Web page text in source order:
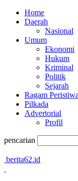
Home
Daerah
Nasional
Umum
Ekonomi
Hukum
Kriminal
Politik
Sejarah
Ragam Peristiwa
Pilkada
Advertorial
Profil
pencarian
berita62.id